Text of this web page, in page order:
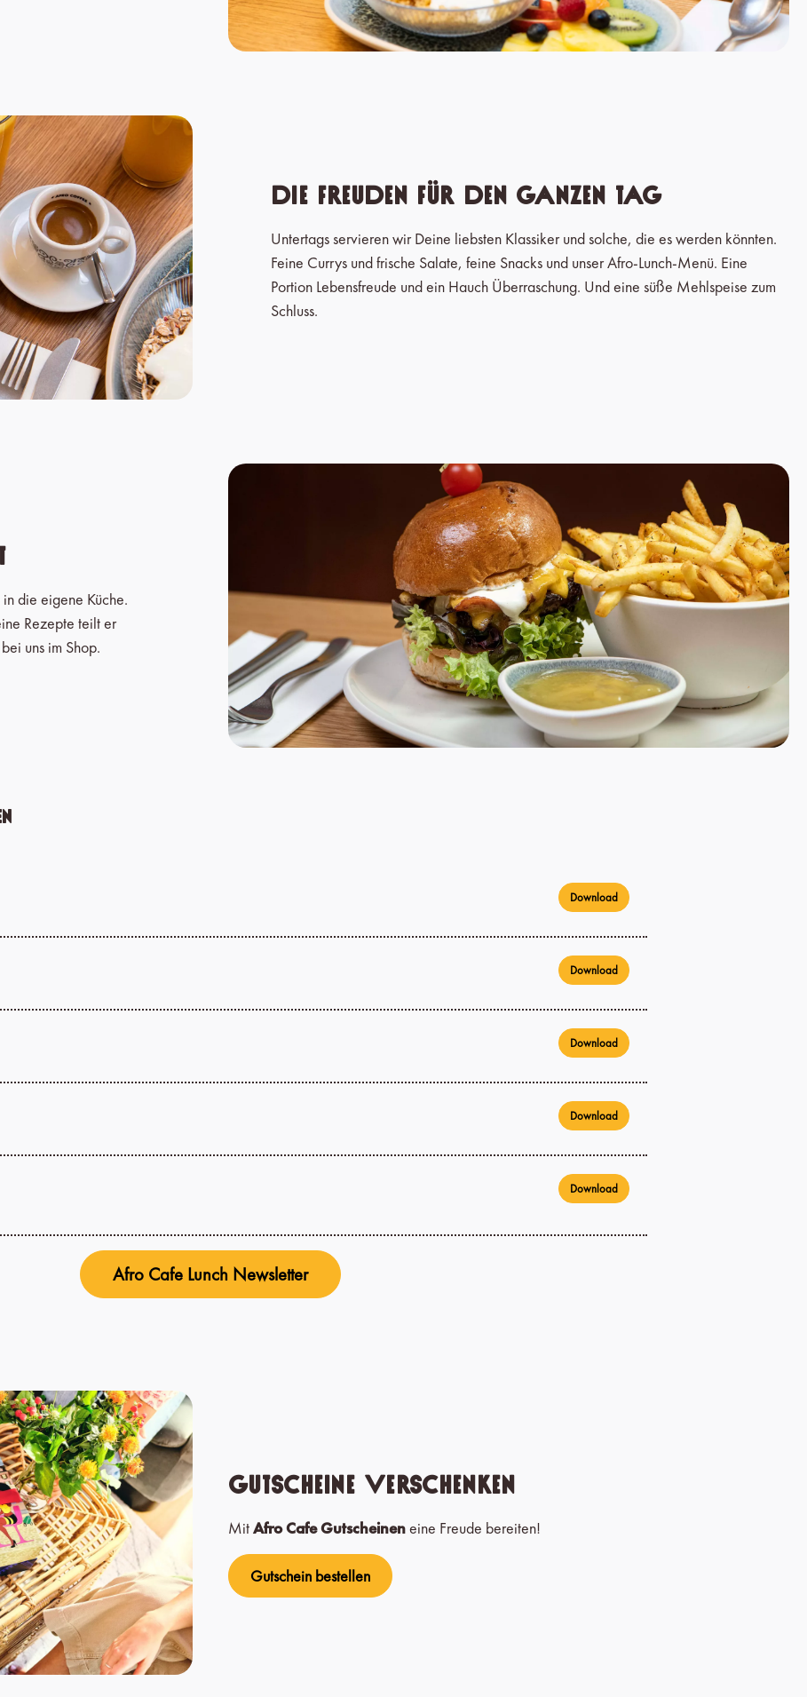
Die Freuden für den ganzen Tag
Untertags servieren wir Deine liebsten Klassiker und solche, die es werden könnten.
Feine Currys und frische Salate, feine Snacks und unser Afro-Lunch-Menü. Eine
Portion Lebensfreude und ein Hauch Überraschung. Und eine süße Mehlspeise zum
Schluss.
die eigene Küche.
Rezepte teilt er
uns im Shop.
Download
Download
Download
Download
Download
Afro Cafe Lunch Newsletter
Gutscheine verschenken
MitAfro Cafe Gutscheineneine Freude bereiten!
Gutschein bestellen